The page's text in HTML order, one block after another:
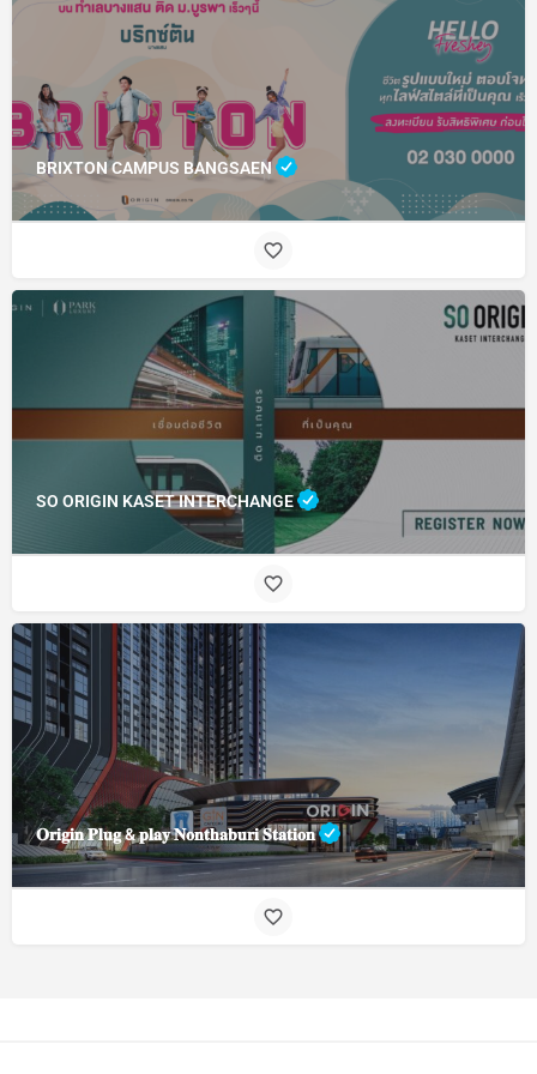
BRIXTON CAMPUS BANGSAEN
SO ORIGIN KASET INTERCHANGE
𝐎𝐫𝐢𝐠𝐢𝐧 𝐏𝐥𝐮𝐠 & 𝐩𝐥𝐚𝐲 𝐍𝐨𝐧𝐭𝐡𝐚𝐛𝐮𝐫𝐢 𝐒𝐭𝐚𝐭𝐢𝐨𝐧